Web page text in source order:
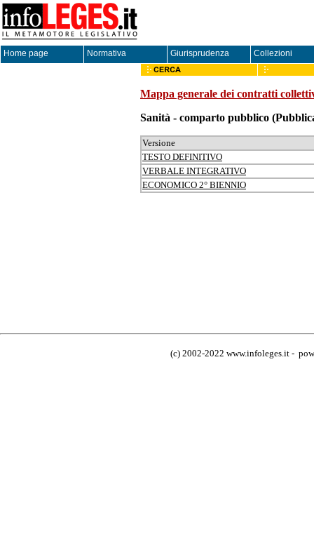
Home page Normativa Giurisprudenza Collezioni
Mappa generale dei contratti
Sanità - comparto pubblico
Versione
TESTO DEFINITIVO
VERBALE INTEGRATIVO
ECONOMICO 2° BIENNIO
(c) 2002-2022 www.infoleges.it -